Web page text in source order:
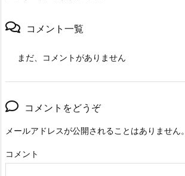
コメント一覧
まだ、コメントがありません
コメントをどうぞ
メールアドレスが公開されることはありません。
コメント